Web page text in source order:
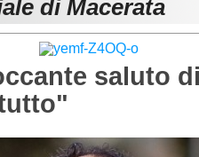
di Macerata
saluto